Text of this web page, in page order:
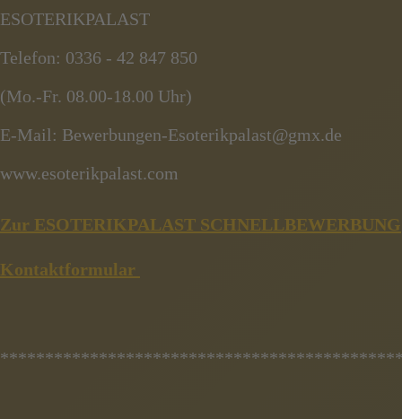
ESOTERIKPALAST
Telefon: 0336 - 42 847 850
(Mo.-Fr. 08.00-18.00 Uhr)
E-Mail: Bewerbungen-Esoterikpalast@gmx.de
www.esoterikpalast.com
Zur ESOTERIKPALAST SCHNELLBEWERBUNG
Kontaktformular